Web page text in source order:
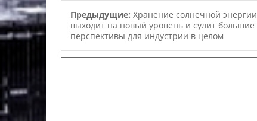
Предыдущие: Хранение солнечной энергии
выходит на новый уровень и сулит большие
перспективы для индустрии в целом